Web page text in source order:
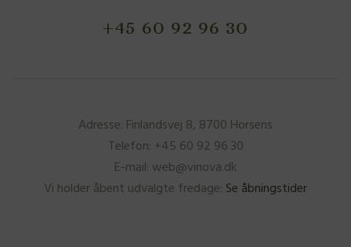
+45 60 92 96 30
Adresse: Finlandsvej 8, 8700 Horsens
Telefon: +45 60 92 96 30
E-mail: web@vinova.dk
Vi holder åbent udvalgte fredage: Se åbningstider